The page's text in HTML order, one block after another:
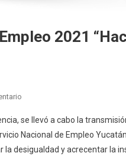
2021
Realiza
Feria
Nacional
se llevó a cabo la
Nacional de Empleo
desigualdad y acrecentar la